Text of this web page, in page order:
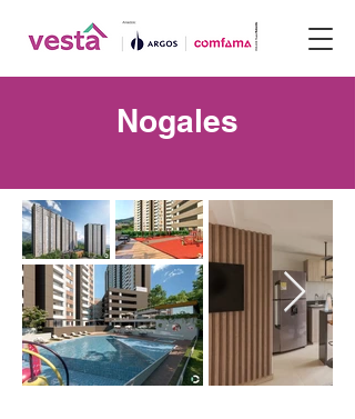
Nogales